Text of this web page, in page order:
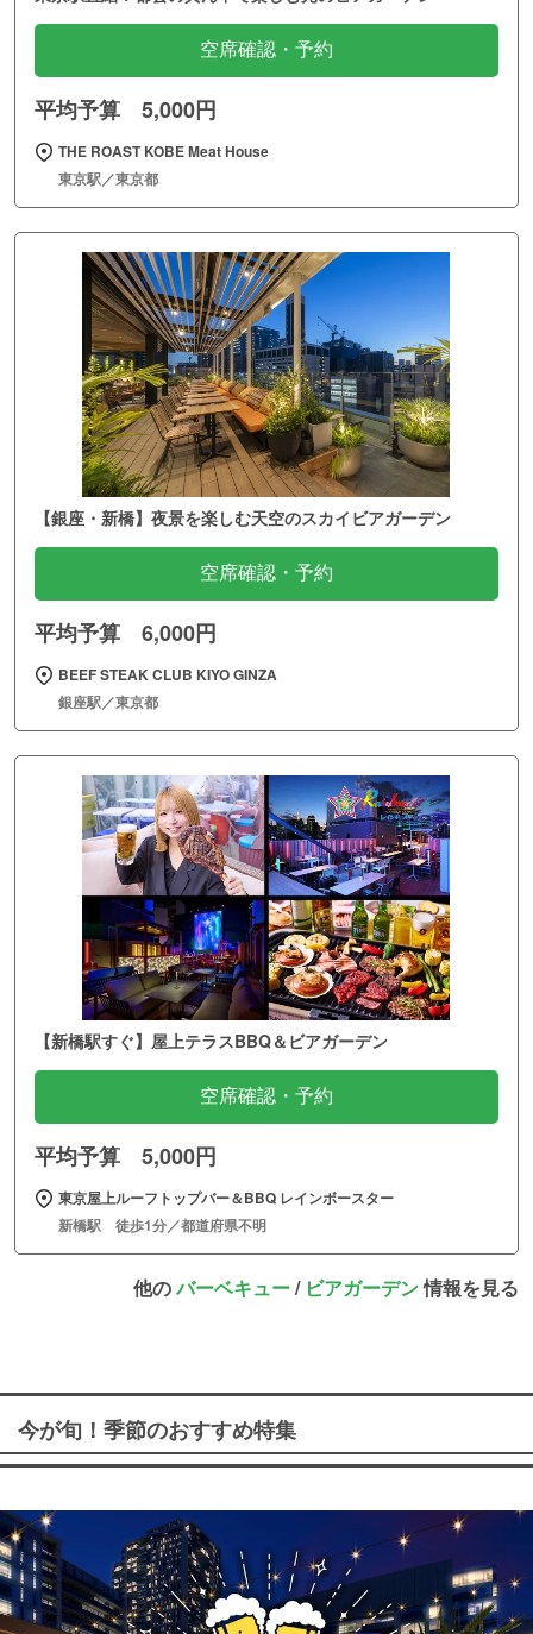
空席確認・予約
平均予算 5,000円
THE ROAST KOBE Meat House
東京駅／東京都
【銀座・新橋】夜景を楽しむ天空のスカイビアガーデン
空席確認・予約
平均予算 6,000円
BEEF STEAK CLUB KIYO GINZA
銀座駅／東京都
【新橋駅すぐ】屋上テラスBBQ＆ビアガーデン
空席確認・予約
平均予算 5,000円
東京屋上ルーフトップバー＆BBQ レインボースター
新橋駅 徒歩1分／都道府県不明
他のバーベキュー/ ビアガーデン情報を見る
今が旬！季節のおすすめ特集